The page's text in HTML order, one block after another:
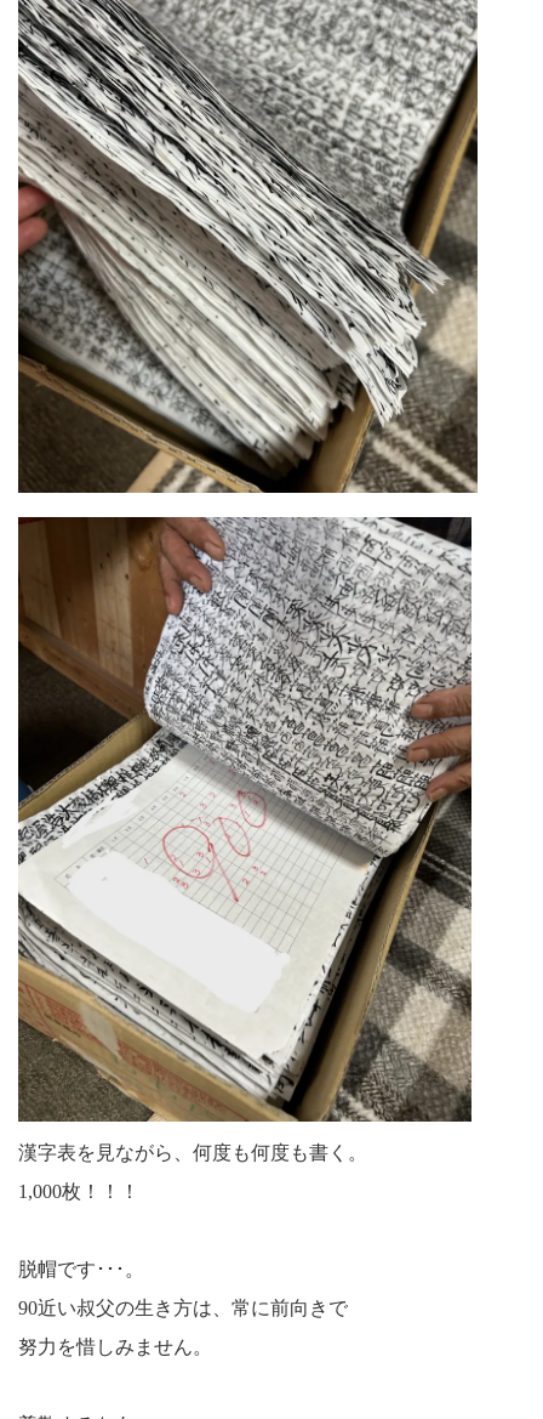
漢字表を見ながら、何度も何度も書く。
1,000枚！！！
脱帽です･･･。
90近い叔父の生き方は、常に前向きで
努力を惜しみません。